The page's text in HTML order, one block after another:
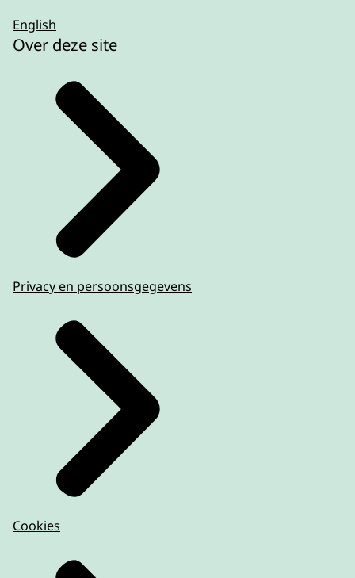
English
Over deze site
Privacy en persoonsgegevens
Cookies